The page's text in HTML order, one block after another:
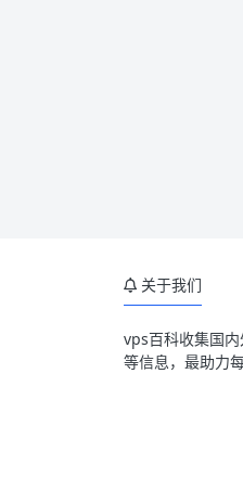
关于我们
vps百科收集国
等信息，最助力